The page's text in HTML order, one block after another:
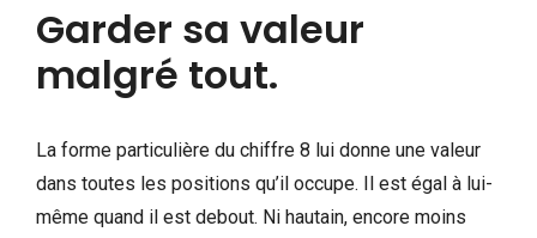
Garder sa valeur
malgré tout.
La forme particulière du chiffre 8 lui donne une valeur
dans toutes les positions qu’il occupe. Il est égal à lui-
même quand il est debout. Ni hautain, encore moins